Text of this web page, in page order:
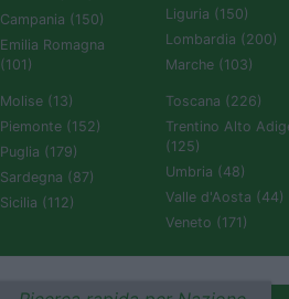
Campania (150)
Emilia Romagna
(101)
Liguria (150)
Lombardia (200)
Marche (103)
Molise (13)
Piemonte (152)
Puglia (179)
Sardegna (87)
Sicilia (112)
Toscana (226)
Trentino Alto
(125)
Umbria (48)
Valle d'Aosta (44)
Veneto (171)